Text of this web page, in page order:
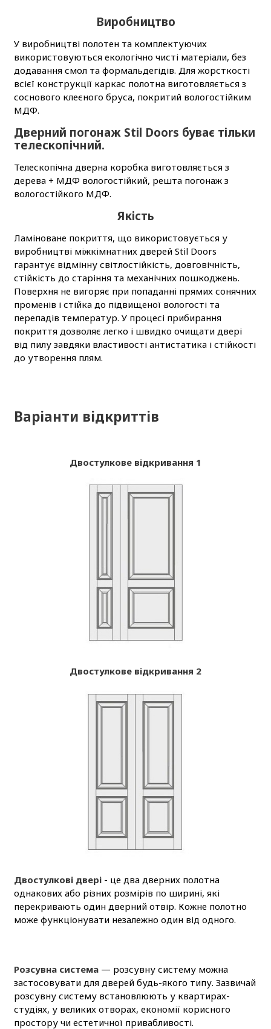
Виробництво
У виробництві полотен та комплектуючих
використовуються екологічно чисті матеріали, без
додавання смол та формальдегідів. Для жорсткості
всієї конструкції каркас полотна виготовляється з
соснового клеєного бруса, покритий вологостійким
МДФ.
Дверний погонаж Stil Doors буває тільки
телескопічний.
Телескопічна дверна коробка виготовляється з
дерева + МДФ вологостійкий, решта погонаж з
вологостійкого МДФ.
Якість
Ламіноване покриття, що використовується у
виробництві міжкімнатних дверей Stil Doors
гарантує відмінну світлостійкість, довговічність,
стійкість до старіння та механічних пошкоджень.
Поверхня не вигоряє при попаданні прямих сонячних
променів і стійка до підвищеної вологості та
перепадів температур. У процесі прибирання
покриття дозволяє легко і швидко очищати двері
від пилу завдяки властивості антистатика і стійкості
до утворення плям.
Варіанти відкриттів
Двостулкове відкривання 1
Двостулкове відкривання 2
Двостулкові двері- це два дверних полотна
однакових або різних розмірів по ширині, які
перекривають один дверний отвір. Кожне полотно
може функціонувати незалежно один від одного.
Розсувна система— розсувну систему можна
застосовувати для дверей будь-якого типу. Зазвичай
розсувну систему встановлюють у квартирах-
студіях, у великих отворах, економії корисного
простору чи естетичної привабливості.